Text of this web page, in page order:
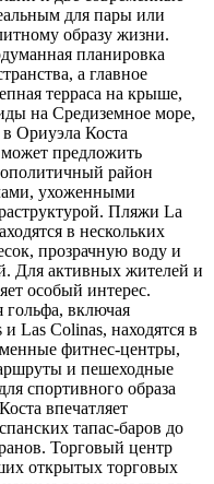
для пары или
образу жизни.
планировка
а главное
терраса на крыше,
на Средиземное море,
Ориуэла Коста
предложить
район
ухоженными
Пляжи La
в нескольких
прозрачную воду и
Для активных жителей и
особый интерес.
включая
Las Colinas, находятся в
фитнес-центры,
и пешеходные
спортивного образа
впечатляет
тапас-баров до
Торговый центр
открытых торговых